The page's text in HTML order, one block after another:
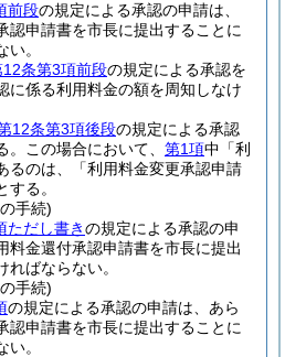
前段の規定による承認の申請は、
認申請書を市長に提出することに
。
条第3項前段の規定による承認を
に係る利用料金の額を周知しなけ
12条第3項後段の規定による承認
この場合において、 第1項中「利
るのは、「利用料金変更承認申請
る。
手続)
ただし書きの規定による承認の申
料金還付承認申請書を市長に提出
ばならない。
手続)
の規定による承認の申請は、あら
認申請書を市長に提出することに
。